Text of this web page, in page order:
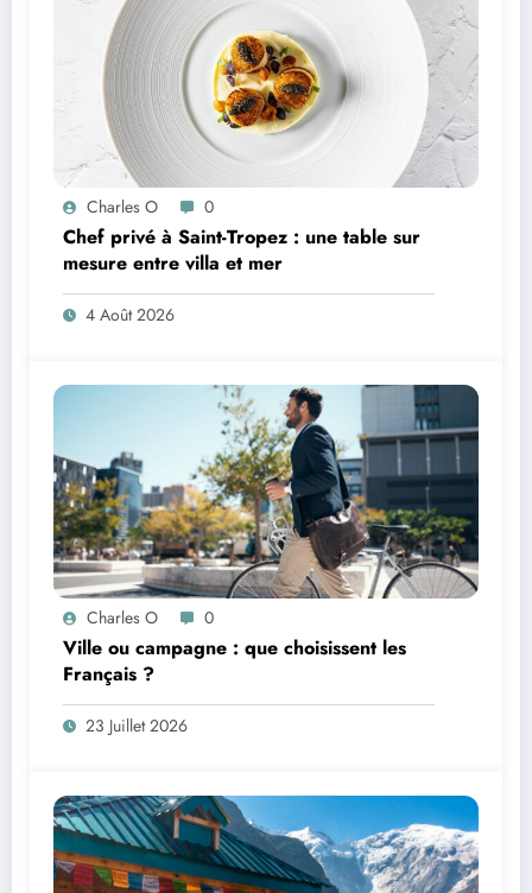
Charles O 0
Chef privé à Saint-Tropez : une table sur
mesure entre villa et mer
4 Août 2026
Charles O 0
Ville ou campagne : que choisissent les
Français ?
23 Juillet 2026